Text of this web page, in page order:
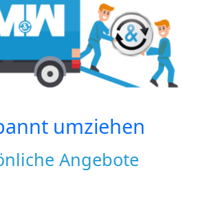
umziehen
Angebote